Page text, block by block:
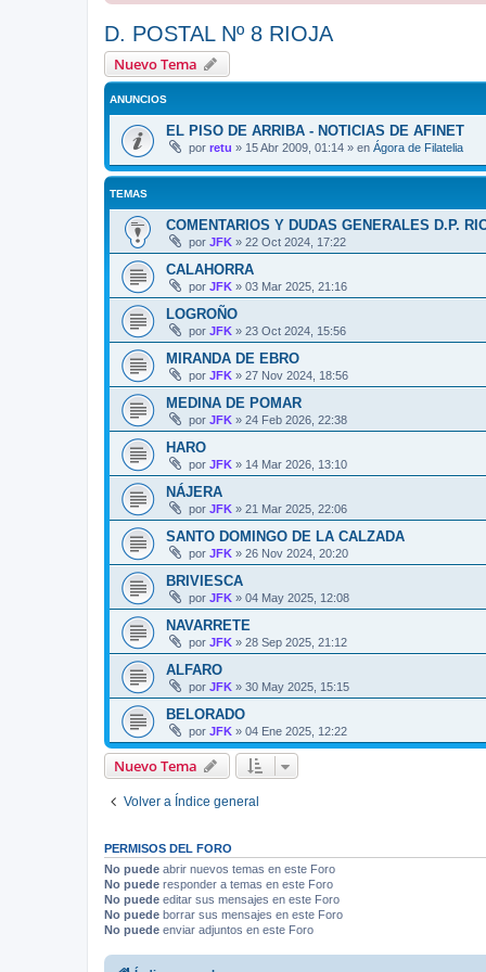
D. POSTAL Nº 8 RIOJA
Nuevo Tema
ANUNCIOS
EL PISO DE ARRIBA - NOTICIAS DE AFINET
por retu » 15 Abr 2009, 01:14 » en Ágora de Filatelia
TEMAS
COMENTARIOS Y DUDAS GENERALES D.P.
por JFK » 22 Oct 2024, 17:22
CALAHORRA
por JFK » 03 Mar 2025, 21:16
LOGROÑO
por JFK » 23 Oct 2024, 15:56
MIRANDA DE EBRO
por JFK » 27 Nov 2024, 18:56
MEDINA DE POMAR
por JFK » 24 Feb 2026, 22:38
HARO
por JFK » 14 Mar 2026, 13:10
NÁJERA
por JFK » 21 Mar 2025, 22:06
SANTO DOMINGO DE LA CALZADA
por JFK » 26 Nov 2024, 20:20
BRIVIESCA
por JFK » 04 May 2025, 12:08
NAVARRETE
por JFK » 28 Sep 2025, 21:12
ALFARO
por JFK » 30 May 2025, 15:15
BELORADO
por JFK » 04 Ene 2025, 12:22
Nuevo Tema
Volver a Índice general
PERMISOS DEL FORO
No puede abrir nuevos temas en este Foro
No puede responder a temas en este Foro
No puede editar sus mensajes en este Foro
No puede borrar sus mensajes en este Foro
No puede enviar adjuntos en este Foro